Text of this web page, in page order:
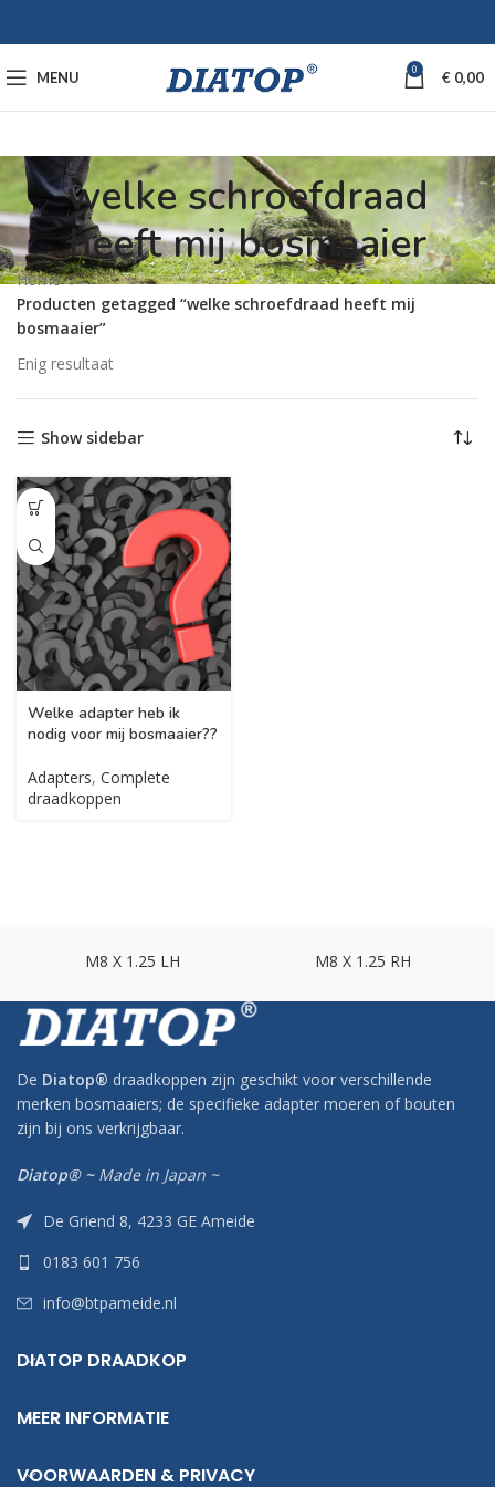
MENU 0 € 0,00
welke schroefdraad
heeft mij bosmaaier
Home
Producten getagged “welke schroefdraad heeft mij
bosmaaier”
Enig resultaat
Show sidebar
Welke adapter heb ik
nodig voor mij bosmaaier??
Adapters, Complete
draadkoppen
M8 X 1.25 LH M8 X 1.25 RH
De Diatop® draadkoppen zijn geschikt voor verschillende
merken bosmaaiers; de specifieke adapter moeren of bouten
zijn bij ons verkrijgbaar.
Diatop® ~ Made in Japan ~
De Griend 8, 4233 GE Ameide
0183 601 756
info@btpameide.nl
DIATOP DRAADKOP
MEER INFORMATIE
VOORWAARDEN & PRIVACY